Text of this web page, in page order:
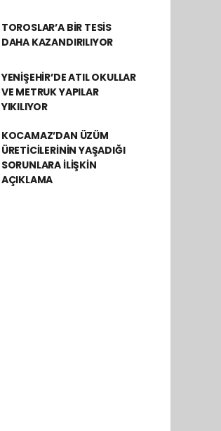
TOROSLAR’A BİR TESİS
DAHA KAZANDIRILIYOR
YENİŞEHİR’DE ATIL OKULLAR
VE METRUK YAPILAR
YIKILIYOR
KOCAMAZ’DAN ÜZÜM
ÜRETİCİLERİNİN YAŞADIĞI
SORUNLARA İLİŞKİN
AÇIKLAMA